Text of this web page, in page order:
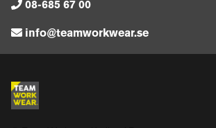
08-685 67 00
info@teamworkwear.se